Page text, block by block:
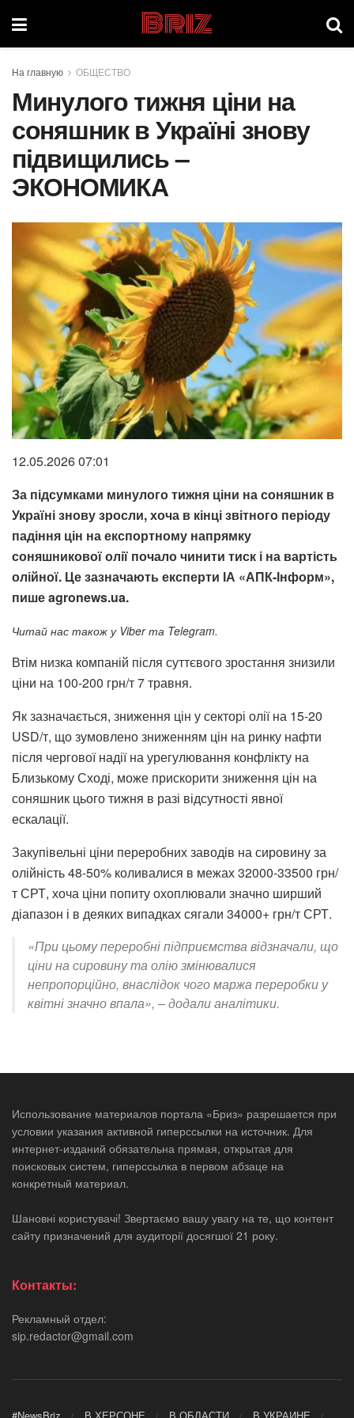
Briz
На главную ОБЩЕСТВО
Минулого тижня ціни на
соняшник в Україні знову
підвищились –
ЭКОНОМИКА
12.05.2026 07:01
За підсумками минулого тижня ціни на соняшник в
Україні знову зросли, хоча в кінці звітного періоду
падіння цін на експортному напрямку
соняшникової олії почало чинити тиск і на вартість
олійної. Це зазначають експерти ІА «АПК-Інформ»,
пише agronews.ua.
Читай нас також у Viber та Telegram.
Втім низка компаній після суттєвого зростання знизили
ціни на 100-200 грн/т 7 травня.
Як зазначається, зниження цін у секторі олії на 15-20
USD/т, що зумовлено зниженням цін на ринку нафти
після чергової надії на урегулювання конфлікту на
Близькому Сході, може прискорити зниження цін на
соняшник цього тижня в разі відсутності явної
ескалації.
Закупівельні ціни переробних заводів на сировину за
олійність 48-50% коливалися в межах 32000-33500 грн/
т СРТ, хоча ціни попиту охоплювали значно ширший
діапазон і в деяких випадках сягали 34000+ грн/т СРТ.
«При цьому переробні підприємства відзначали, що
ціни на сировину та олію змінювалися
непропорційно, внаслідок чого маржа переробки у
квітні значно впала», – додали аналітики.
Использование материалов портала «Бриз» разрешается при
условии указания активной гиперссылки на источник. Для
интернет-изданий обязательна прямая, открытая для
поисковых систем, гиперссылка в первом абзаце на
конкретный материал.
Шановні користувачі! Звертаємо вашу увагу на те, що контент
сайту призначений для аудиторії досягшої 21 року.
Контакты:
Рекламный отдел:
sip.redactor@gmail.com